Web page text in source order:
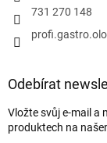
731 270 148
Odebírat
Vložte svůj e-mail a
produktech na